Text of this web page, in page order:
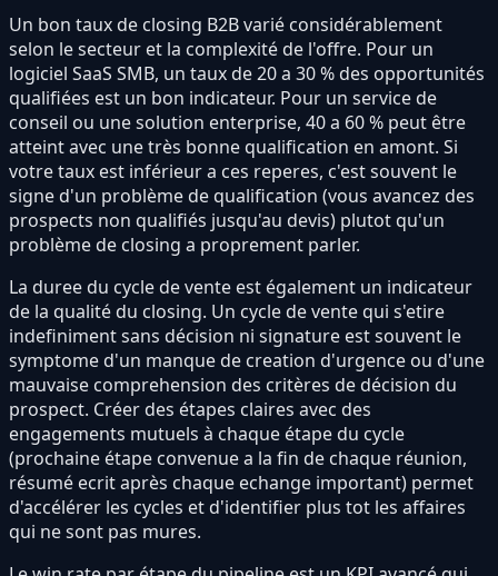
Un bon taux de closing B2B varié considérablement
selon le secteur et la complexité de l'offre. Pour un
logiciel SaaS SMB, un taux de 20 a 30 % des opportunités
qualifiées est un bon indicateur. Pour un service de
conseil ou une solution enterprise, 40 a 60 % peut être
atteint avec une très bonne qualification en amont. Si
votre taux est inférieur a ces reperes, c'est souvent le
signe d'un problème de qualification (vous avancez des
prospects non qualifiés jusqu'au devis) plutot qu'un
problème de closing a proprement parler.
La duree du cycle de vente est également un indicateur
de la qualité du closing. Un cycle de vente qui s'etire
indefiniment sans décision ni signature est souvent le
symptome d'un manque de creation d'urgence ou d'une
mauvaise comprehension des critères de décision du
prospect. Créer des étapes claires avec des
engagements mutuels à chaque étape du cycle
(prochaine étape convenue a la fin de chaque réunion,
résumé ecrit après chaque echange important) permet
d'accélérer les cycles et d'identifier plus tot les affaires
qui ne sont pas mures.